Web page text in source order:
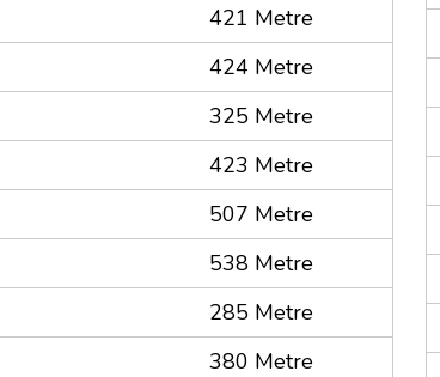
421 Metre
424 Metre
325 Metre
423 Metre
507 Metre
538 Metre
285 Metre
380 Metre